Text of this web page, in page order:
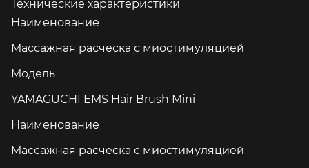
Технические характеристики
Наименование
Массажная расческа с миостимуляцией
Модель
YAMAGUCHI EMS Hair Brush Mini
Наименование
Массажная расческа с миостимуляцией